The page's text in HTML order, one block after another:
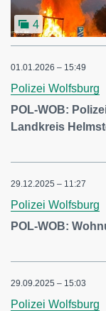
4
01.01.2026 – 15:49
Polizei Wolfsburg
POL-WOB:
Landkreis
29.12.2025 – 11:27
Polizei Wolfsburg
POL-WOB:
29.09.2025 – 15:03
Polizei Wolfsburg